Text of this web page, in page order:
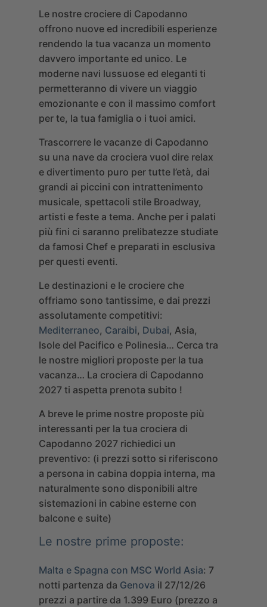
Le nostre crociere di Capodanno
offrono nuove ed incredibili esperienze
rendendo la tua vacanza un momento
davvero importante ed unico. Le
moderne navi lussuose ed eleganti ti
permetteranno di vivere un viaggio
emozionante e con il massimo comfort
per te, la tua famiglia o i tuoi amici.
Trascorrere le vacanze di Capodanno
su una nave da crociera vuol dire relax
e divertimento puro per tutte l’età, dai
grandi ai piccini con intrattenimento
musicale, spettacoli stile Broadway,
artisti e feste a tema. Anche per i palati
più fini ci saranno prelibatezze studiate
da famosi Chef e preparati in esclusiva
per questi eventi.
Le destinazioni e le crociere che
offriamo sono tantissime, e dai prezzi
assolutamente competitivi:
Mediterraneo, Caraibi, Dubai, Asia,
Isole del Pacifico e Polinesia… Cerca tra
le nostre migliori proposte per la tua
vacanza… La crociera di Capodanno
2027 ti aspetta prenota subito !
A breve le prime nostre proposte più
interessanti per la tua crociera di
Capodanno 2027 richiedici un
preventivo: (i prezzi sotto si riferiscono
a persona in cabina doppia interna, ma
naturalmente sono disponibili altre
sistemazioni in cabine esterne con
balcone e suite)
Le nostre prime proposte:
Malta e Spagna con MSC World Asia: 7
notti partenza da Genova il 27/12/26
prezzi a partire da 1.399 Euro (prezzo a